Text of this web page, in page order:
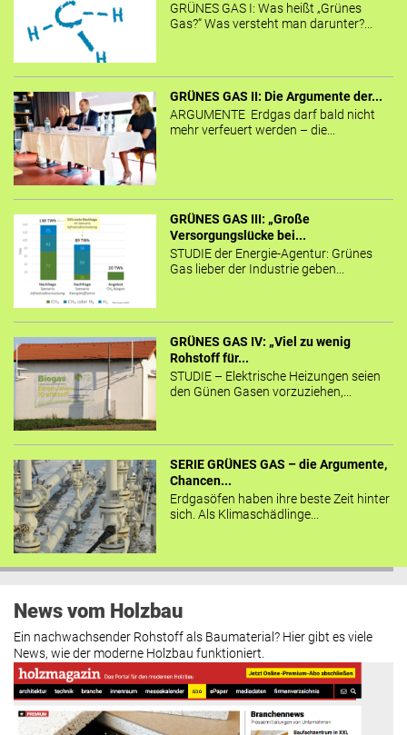
GRÜNES GAS I: Was heißt „Grünes
Gas?“ Was versteht man darunter?...
GRÜNES GAS II: Die Argumente der...
ARGUMENTE Erdgas darf bald nicht
mehr verfeuert werden – die...
GRÜNES GAS III: „Große
Versorgungslücke bei...
STUDIE der Energie-Agentur: Grünes
Gas lieber der Industrie geben...
GRÜNES GAS IV: „Viel zu wenig
Rohstoff für...
STUDIE – Elektrische Heizungen seien
den Günen Gasen vorzuziehen,...
SERIE GRÜNES GAS – die Argumente,
Chancen...
Erdgasöfen haben ihre beste Zeit hinter
sich. Als Klimaschädlinge...
News vom Holzbau
Ein nachwachsender Rohstoff als Baumaterial? Hier gibt es viele
News, wie der moderne Holzbau funktioniert.